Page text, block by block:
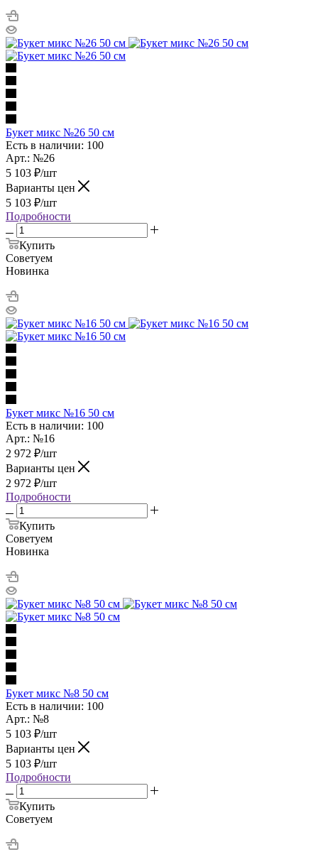
Букет микс №26 50 см
Есть в наличии: 100
Арт.: №26
5 103 ₽/шт
Варианты цен
5 103 ₽/шт
Подробности
Купить
Советуем
Новинка
Букет микс №16 50 см
Есть в наличии: 100
Арт.: №16
2 972 ₽/шт
Варианты цен
2 972 ₽/шт
Подробности
Купить
Советуем
Новинка
Букет микс №8 50 см
Есть в наличии: 100
Арт.: №8
5 103 ₽/шт
Варианты цен
5 103 ₽/шт
Подробности
Купить
Советуем